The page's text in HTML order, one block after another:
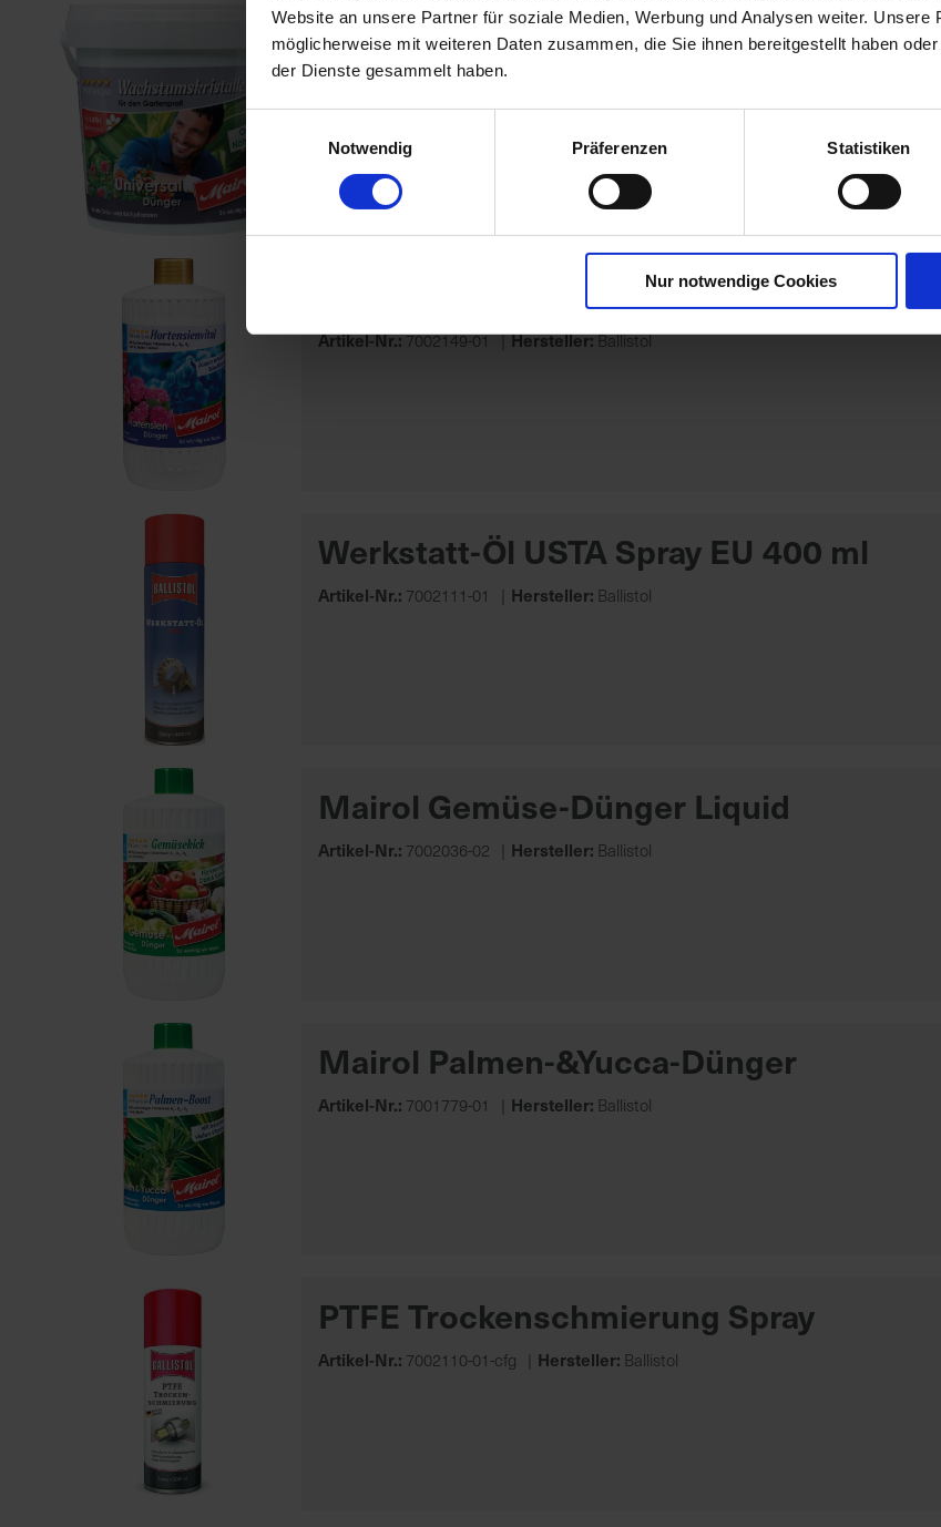
Website an unsere Partner für soziale Medien, Werbung und Analysen weiter. Unsere
möglicherweise mit weiteren Daten zusammen, die Sie ihnen bereitgestellt haben
der Dienste gesammelt haben.
Notwendig
Präferenzen Statistiken
Nur notwendige Cookies
Mairol Universal-Dünger Kristall
Artikel-Nr.:
Mairol Hortensien-Dünger liquid 1 l
Artikel-Nr.:7002149-01 Hersteller:Ballistol
Werkstatt-Öl USTA Spray EU 400 ml
Artikel-Nr.: 7002111-01 Hersteller: Ballistol
Mairol Gemüse-Dünger Liquid
Artikel-Nr.: 7002036-02 Hersteller: Ballistol
Mairol Palmen-&Yucca-Dünger
Artikel-Nr.: 7001779-01 Hersteller: Ballistol
PTFE Trockenschmierung Spray
Artikel-Nr.: 7002110-01-cfg Hersteller: Ballistol